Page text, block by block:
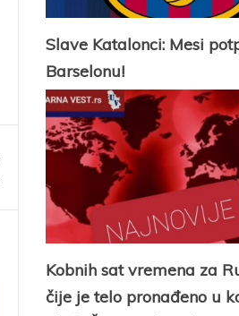
Slave Katalonci: Mesi
Barselonu!
Kobnih sat vremena za
čije je telo pronađeno u